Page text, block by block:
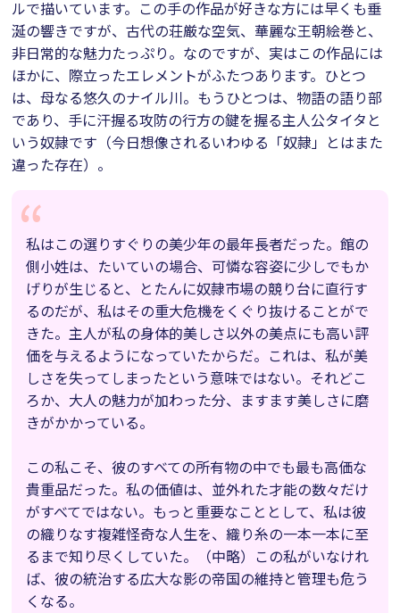
ルで描いています。この手の作品が好きな方には早くも垂
涎の響きですが、古代の荘厳な空気、華麗な王朝絵巻と、
非日常的な魅力たっぷり。なのですが、実はこの作品には
ほかに、際立ったエレメントがふたつあります。ひとつ
は、母なる悠久のナイル川。もうひとつは、物語の語り部
であり、手に汗握る攻防の行方の鍵を握る主人公タイタと
いう奴隷です（今日想像されるいわゆる「奴隷」とはまた
違った存在）。
私はこの選りすぐりの美少年の最年長者だった。館の
側小姓は、たいていの場合、可憐な容姿に少しでもか
げりが生じると、とたんに奴隷市場の競り台に直行す
るのだが、私はその重大危機をくぐり抜けることがで
きた。主人が私の身体的美しさ以外の美点にも高い評
価を与えるようになっていたからだ。これは、私が美
しさを失ってしまったという意味ではない。それどこ
ろか、大人の魅力が加わった分、ますます美しさに磨
きがかかっている。
この私こそ、彼のすべての所有物の中でも最も高価な
貴重品だった。私の価値は、並外れた才能の数々だけ
がすべてではない。もっと重要なこととして、私は彼
の織りなす複雑怪奇な人生を、織り糸の一本一本に至
るまで知り尽くしていた。（中略）この私がいなけれ
ば、彼の統治する広大な影の帝国の維持と管理も危う
くなる。